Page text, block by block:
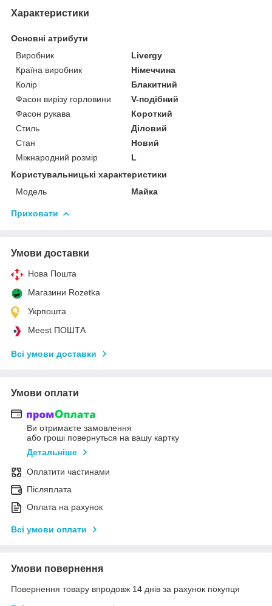
Характеристики
Основні атрибути
Виробник
Livergy
Країна виробник
Німеччина
Колір
Блакитний
Фасон вирізу горловини
V-подібний
Фасон рукава
Короткий
Стиль
Діловий
Стан
Новий
Міжнародний розмір
L
Користувальницькі характеристики
Модель
Майка
Приховати
Умови доставки
Нова Пошта
Магазини Rozetka
Укрпошта
Meest ПОШТА
Всі умови доставки
Умови оплати
Ви отримаєте замовлення
або гроші повернуться на вашу картку
Детальніше
Оплатити частинами
Післяплата
Оплата на рахунок
Всі умови оплати
Умови повернення
Повернення товару впродовж 14 днів за рахунок покупця